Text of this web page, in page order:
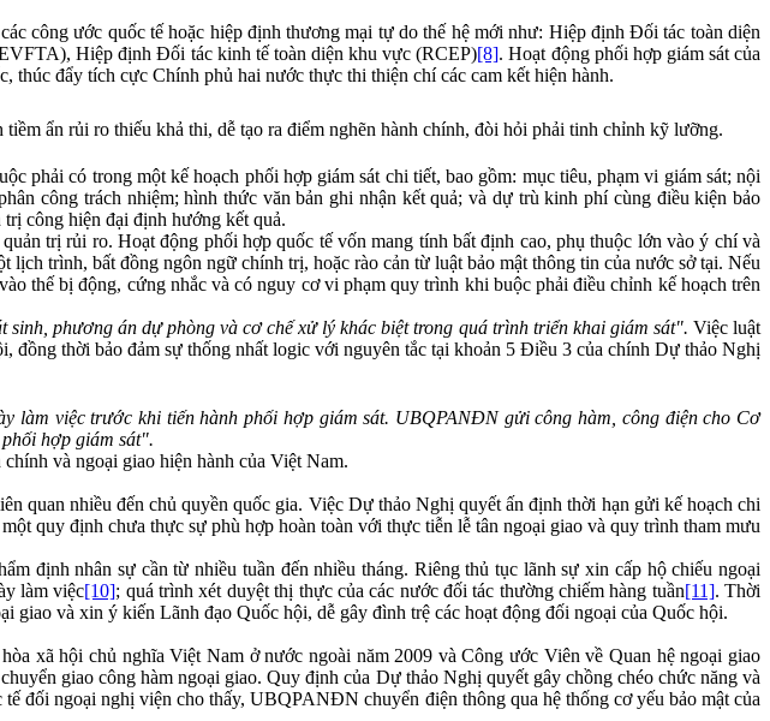
công ước quốc tế hoặc hiệp định thương mại tự do thế hệ mới như: Hiệp định Đối tác toàn diện
Hiệp định Đối tác kinh tế toàn diện khu vực (RCEP)[8]. Hoạt động phối hợp giám sát của
thúc đẩy tích cực Chính phủ hai nước thực thi thiện chí các cam kết hiện hành.
ẩn rủi ro thiếu khả thi, dễ tạo ra điểm nghẽn hành chính, đòi hỏi phải tinh chỉnh kỹ lưỡng.
phải có trong một kế hoạch phối hợp giám sát chi tiết, bao gồm: mục tiêu, phạm vi giám sát; nội
công trách nhiệm; hình thức văn bản ghi nhận kết quả; và dự trù kinh phí cùng điều kiện bảo
công hiện đại định hướng kết quả.
trị rủi ro. Hoạt động phối hợp quốc tế vốn mang tính bất định cao, phụ thuộc lớn vào ý chí và
trình, bất đồng ngôn ngữ chính trị, hoặc rào cản từ luật bảo mật thông tin của nước sở tại. Nếu
thế bị động, cứng nhắc và có nguy cơ vi phạm quy trình khi buộc phải điều chỉnh kế hoạch trên
sinh, phương án dự phòng và cơ chế xử lý khác biệt trong quá trình triển khai giám sát". Việc luật
đồng thời bảo đảm sự thống nhất logic với nguyên tắc tại khoản 5 Điều 3 của chính Dự thảo Nghị
làm việc trước khi tiến hành phối hợp giám sát. UBQPANĐN gửi công hàm, công điện cho Cơ
hợp giám sát".
và ngoại giao hiện hành của Việt Nam.
quan nhiều đến chủ quyền quốc gia. Việc Dự thảo Nghị quyết ấn định thời hạn gửi kế hoạch chi
quy định chưa thực sự phù hợp hoàn toàn với thực tiễn lễ tân ngoại giao và quy trình tham mưu
định nhân sự cần từ nhiều tuần đến nhiều tháng. Riêng thủ tục lãnh sự xin cấp hộ chiếu ngoại
làm việc[10]; quá trình xét duyệt thị thực của các nước đối tác thường chiếm hàng tuần[11]. Thời
và xin ý kiến Lãnh đạo Quốc hội, dễ gây đình trệ các hoạt động đối ngoại của Quốc hội.
xã hội chủ nghĩa Việt Nam ở nước ngoài năm 2009 và Công ước Viên về Quan hệ ngoại giao
giao công hàm ngoại giao. Quy định của Dự thảo Nghị quyết gây chồng chéo chức năng và
đối ngoại nghị viện cho thấy, UBQPANĐN chuyển điện thông qua hệ thống cơ yếu bảo mật của